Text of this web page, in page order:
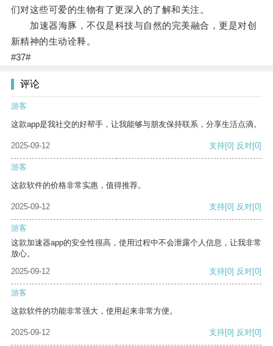
们对这些可爱的生物有了更深入的了解和关注。
加速器海豚，不仅是科技与自然的完美融合，更是对创
新精神的生动诠释。
#37#
评论
游客
这款app是我社交的好帮手，让我能够与朋友保持联系，分享生活点滴。
2025-09-12 支持[0] 反对[0]
游客
这款软件的价格非常实惠，值得推荐。
2025-09-12 支持[0] 反对[0]
游客
这款加速器app的安全性很高，使用过程中不会泄露个人信息，让我非常
放心。
2025-09-12
支持[0] 反对[0]
游客
这款软件的功能非常强大，使用起来非常方便。
2025-09-12 支持[0] 反对[0]